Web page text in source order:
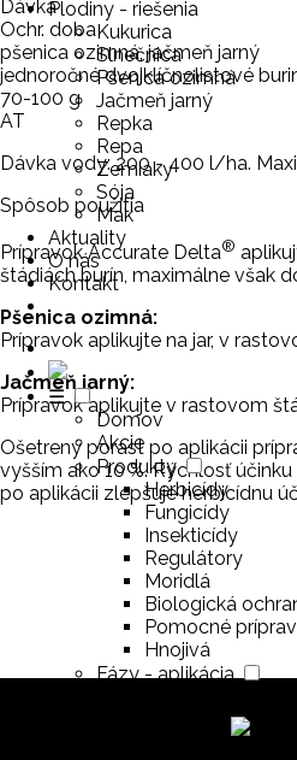
Plodiny - riešenia
Kukurica
Slnečnica
Pšenica ozimná
Jačmeň jarný
Repka
Repa
Zemiaky
Sója
Mak
Aktuality
O nás
Kontakt
☰
Domov
Akcie
Produkty
Herbicídy
Fungicídy
Insekticídy
Regulátory
Moridlá
Biologická
Pomocné
Hnojivá
Fázy - aplikácia
Pšenica ozimná
Dávka
Ochr. doba
pšenica ozimná, jačmeň jarný
jednoročné dvojklíčnolistové
70-100 g
AT
Dávka vody: 200 - 400 l/ha.
Spôsob použitia
Prípravok Accurate Delta®
štádiách burín, maximálne však
Pšenica ozimná:
Prípravok aplikujte na jar, v
Jačmeň jarný:
Prípravok aplikujte v rastovom
Ošetrený porast po aplikácii
vyšším ako 10 %. Rýchlosť
po aplikácii zlepšuje herbicídnu